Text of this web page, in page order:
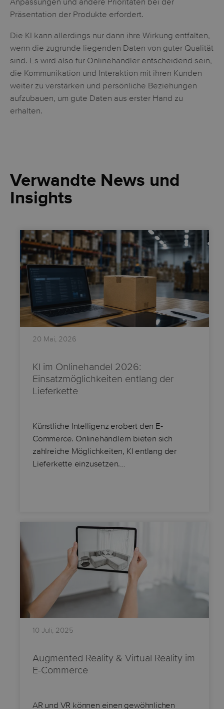
Präsentation der Produkte erfordert.
Die KI kann allerdings nur dann ihre Wirkung entfalten,
wenn die zugrunde liegenden Daten von guter Qualität
sind. Es wird also für Onlinehändler entscheidend sein,
die Kommunikation und Interaktion mit ihren Kunden
weiter zu verstärken und persönliche Beziehungen
aufzubauen, um gute Daten aus erster Hand zu
erhalten.
Verwandte News und
Insights
20 Mai, 2026
KI im Onlinehandel 2026:
Einsatzmöglichkeiten entlang der
Lieferkette
Künstliche Intelligenz erobert den E-
Commerce. Onlinehändlern bieten sich
zahlreiche Möglichkeiten, KI entlang der
Lieferkette einzusetzen.…
10 Juli, 2025
Augmented Reality & Virtual Reality im
E-Commerce
AR und VR können einen gewöhnlichen